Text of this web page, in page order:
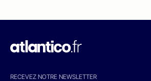
RECEVEZ NOTRE NEWSLETTER